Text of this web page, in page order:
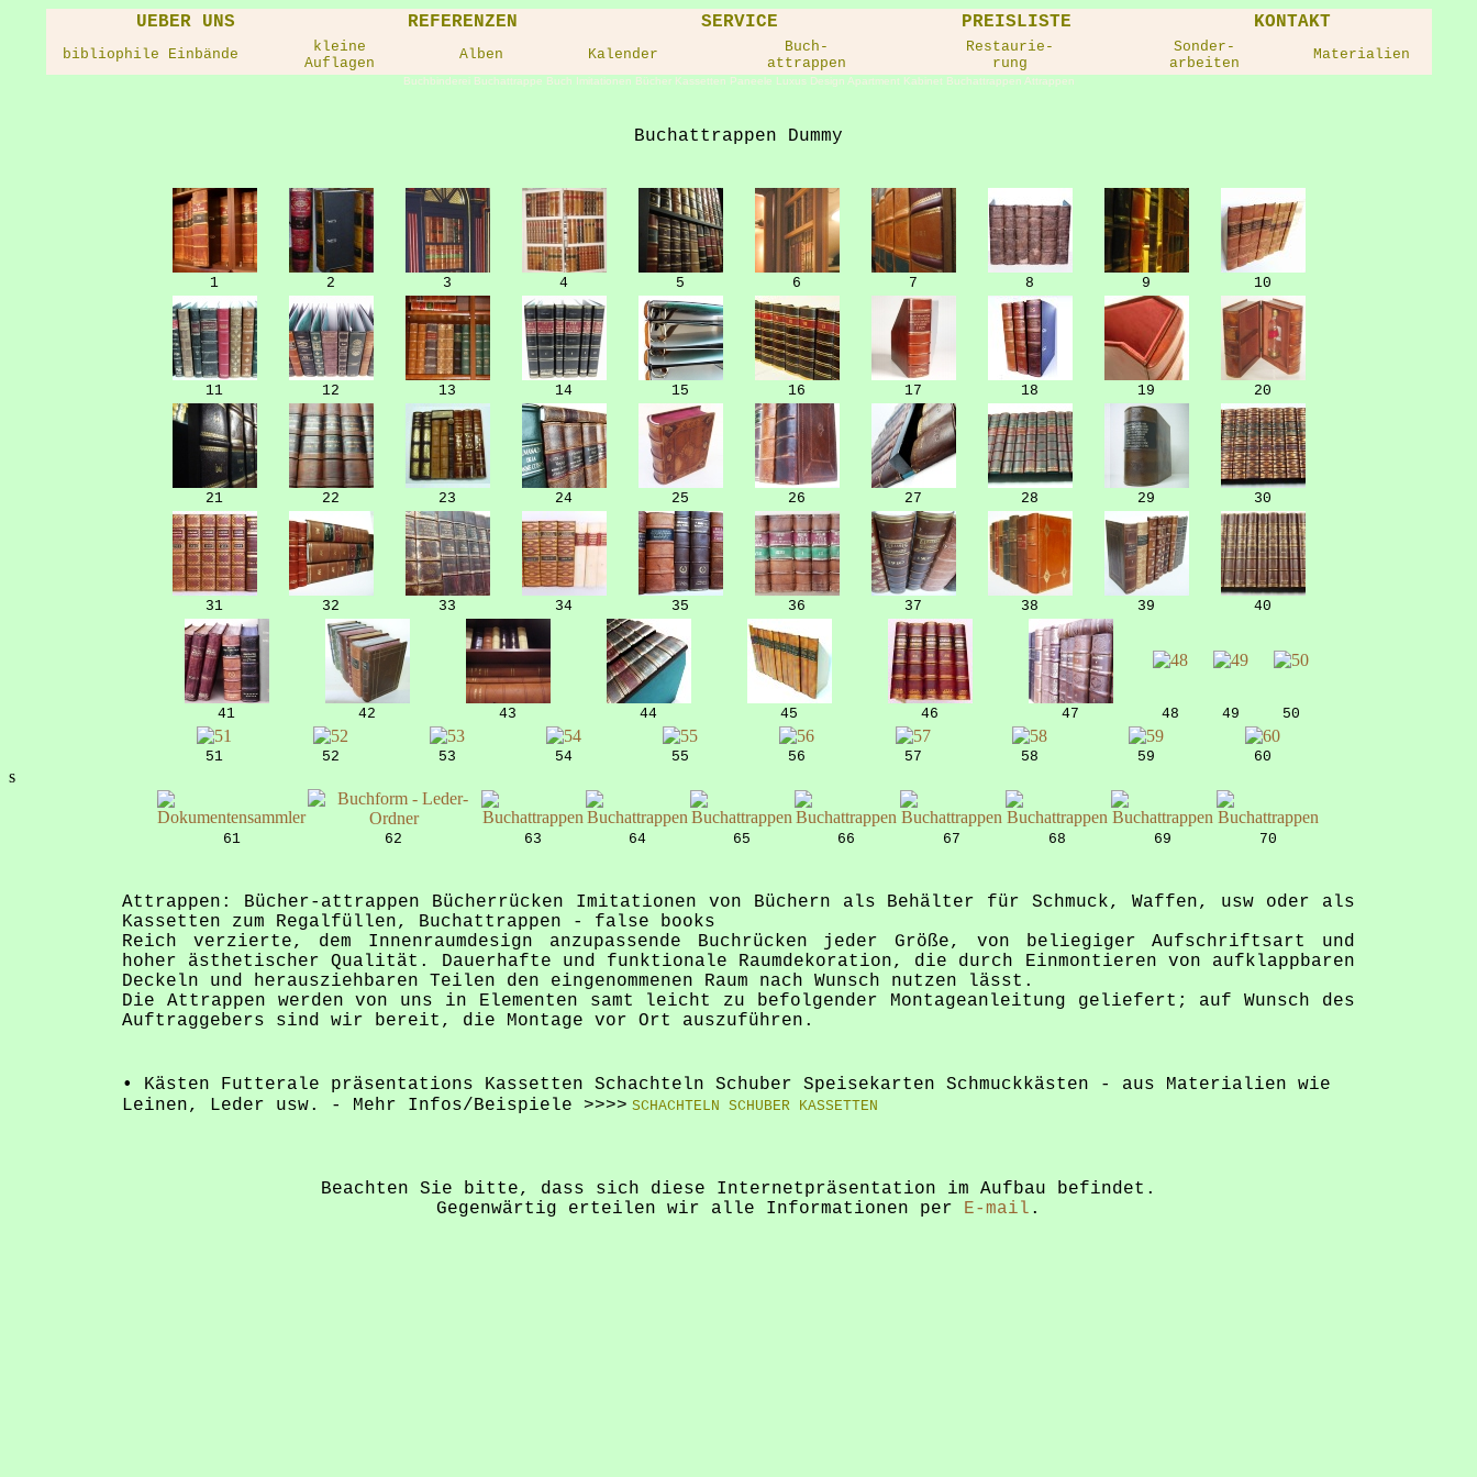
UEBER UNS REFERENZEN SERVICE PREISLISTE KONTAKT
bibliophile Einbände
kleine
Auflagen
Alben Kalender
Buch-
attrappen
Restaurie-
rung
Sonder-
arbeiten
Materialien
Buchbinderei Buchattrappe Buch Imitationen Bücher Kassetten Paneele Luxus Design Apartment Kabinet Buchattrappen Attrappen
Buchattrappen Dummy
1 2 3 4 5 6 7 8 9 10
11 12 13 14 15 16 17 18 19 20
21 22 23 24 25 26 27 28 29 30
31 32 33 34 35 36 37 38 39 40
41 42 43 44 45 46 47 48 49 50
51 52 53 54 55 56 57 58 59 60
s
61 62 63 64 65 66 67 68 69 70
Attrappen: Bücher-attrappen Bücherrücken Imitationen von Büchern als Behälter für Schmuck, Waffen, usw oder als
Kassetten zum Regalfüllen, Buchattrappen - false books
Reich verzierte, dem Innenraumdesign anzupassende Buchrücken jeder Größe, von beliegiger Aufschriftsart und
hoher ästhetischer Qualität. Dauerhafte und funktionale Raumdekoration, die durch Einmontieren von aufklappbaren
Deckeln und herausziehbaren Teilen den eingenommenen Raum nach Wunsch nutzen lässt.
Die Attrappen werden von uns in Elementen samt leicht zu befolgender Montageanleitung geliefert; auf Wunsch des
Auftraggebers sind wir bereit, die Montage vor Ort auszuführen.
•
Kästen Futterale präsentations Kassetten Schachteln Schuber Speisekarten Schmuckkästen - aus Materialien wie
Leinen, Leder usw. - Mehr Infos/Beispiele >>>> SCHACHTELN SCHUBER KASSETTEN
Beachten Sie bitte, dass sich diese Internetpräsentation im Aufbau befindet.
Gegenwärtig erteilen wir alle Informationen per E-mail .